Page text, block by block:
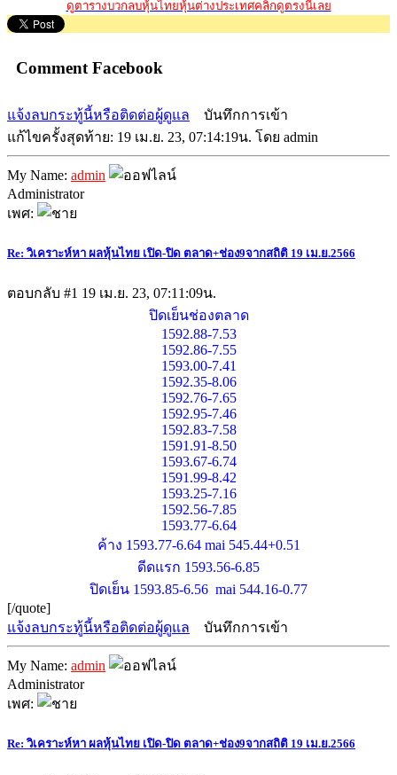
ดูตารางบวกลบหุ้นไทยหุ้นต่างประเทศคลิ๊กดูตรงนี้เลย
Comment Facebook
แจ้งลบกระทู้นี้หรือติดต่อผู้ดูแล
บันทึกการเข้า
แก้ไขครั้งสุดท้าย: 19 เม.ย. 23, 07:14:19น. โดย admin
My Name: admin
Administrator
เพศ:
Re: วิเคราะห์หา ผลหุ้นไทย เปิด-ปิด ตลาด+ช่อง9จากสถิติ 19 เม.ย.2566
ตอบกลับ #1 19 เม.ย. 23, 07:11:09น.
ปิดเย็นช่องตลาด
1592.88-7.53
1592.86-7.55
1593.00-7.41
1592.35-8.06
1592.76-7.65
1592.95-7.46
1592.83-7.58
1591.91-8.50
1593.67-6.74
1591.99-8.42
1593.25-7.16
1592.56-7.85
1593.77-6.64
ค้าง 1593.77-6.64 mai 545.44+0.51
ดีดแรก 1593.56-6.85
ปิดเย็น 1593.85-6.56 mai 544.16-0.77
[/quote]
แจ้งลบกระทู้นี้หรือติดต่อผู้ดูแล
บันทึกการเข้า
My Name: admin
Administrator
เพศ:
Re: วิเคราะห์หา ผลหุ้นไทย เปิด-ปิด ตลาด+ช่อง9จากสถิติ 19 เม.ย.2566